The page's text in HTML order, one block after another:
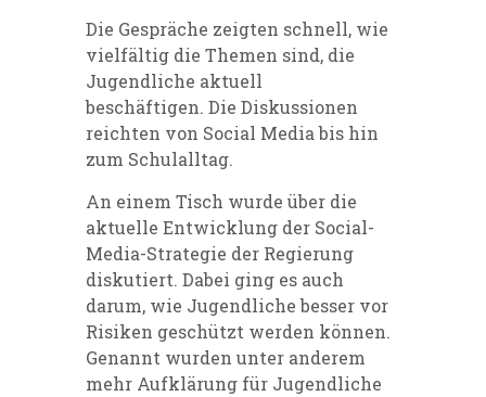
Die Gespräche zeigten schnell, wie
vielfältig die Themen sind, die
Jugendliche aktuell
beschäftigen. Die Diskussionen
reichten von Social Media bis hin
zum Schulalltag.
An einem Tisch wurde über die
aktuelle Entwicklung der Social-
Media-Strategie der Regierung
diskutiert. Dabei ging es auch
darum, wie Jugendliche besser vor
Risiken geschützt werden können.
Genannt wurden unter anderem
mehr Aufklärung für Jugendliche